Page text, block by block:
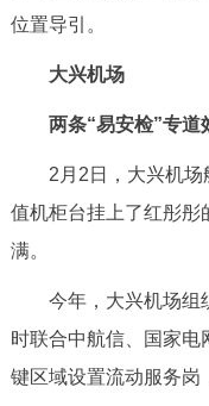
位置导引。
大兴机场
两条“易安检”专道
2月2日，大兴机场航
值机柜台挂上了红彤彤
满。
今年，大兴机场组织
时联合中航信、国家电
键区域设置流动服务岗